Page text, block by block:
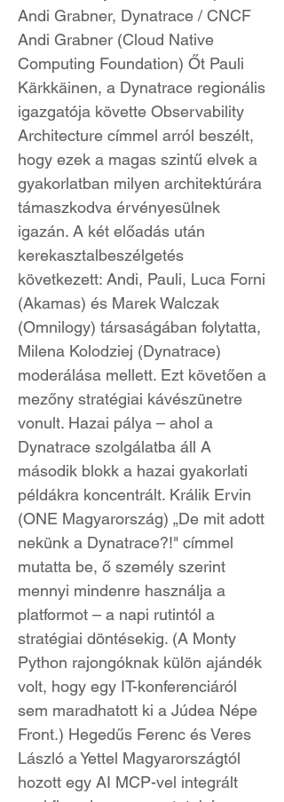
Andi Grabner, Dynatrace / CNCF
Andi Grabner (Cloud Native
Computing Foundation) Őt Pauli
Kärkkäinen, a Dynatrace regionális
igazgatója követte Observability
Architecture címmel arról beszélt,
hogy ezek a magas szintű elvek a
gyakorlatban milyen architektúrára
támaszkodva érvényesülnek
igazán. A két előadás után
kerekasztalbeszélgetés
következett: Andi, Pauli, Luca Forni
(Akamas) és Marek Walczak
(Omnilogy) társaságában folytatta,
Milena Kolodziej (Dynatrace)
moderálása mellett. Ezt követően a
mezőny stratégiai kávészünetre
vonult. Hazai pálya – ahol a
Dynatrace szolgálatba áll A
második blokk a hazai gyakorlati
példákra koncentrált. Králik Ervin
(ONE Magyarország) „De mit adott
nekünk a Dynatrace?!" címmel
mutatta be, ő személy szerint
mennyi mindenre használja a
platformot – a napi rutintól a
stratégiai döntésekig. (A Monty
Python rajongóknak külön ajándék
volt, hogy egy IT-konferenciáról
sem maradhatott ki a Júdea Népe
Front.) Hegedűs Ferenc és Veres
László a Yettel Magyarországtól
hozott egy AI MCP-vel integrált